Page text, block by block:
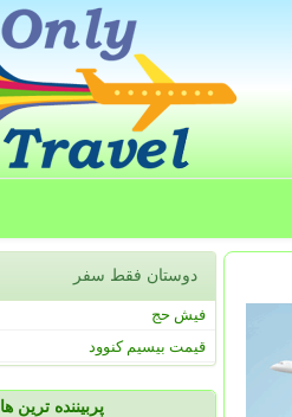
دوستان فقط سفر
فیش حج
قیمت بیسیم کنوود
پربیننده ترین ها